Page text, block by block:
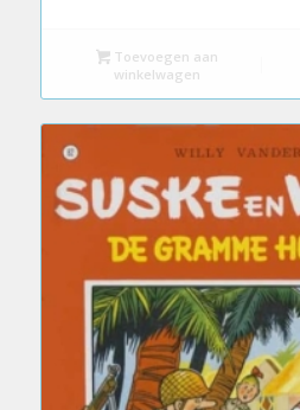
Toevoegen aan
winkelwagen